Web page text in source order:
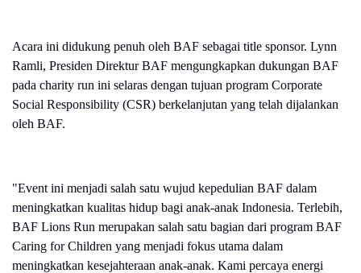
Acara ini didukung penuh oleh BAF sebagai title sponsor. Lynn
Ramli, Presiden Direktur BAF mengungkapkan dukungan BAF
pada charity run ini selaras dengan tujuan program Corporate
Social Responsibility (CSR) berkelanjutan yang telah dijalankan
oleh BAF.
"Event ini menjadi salah satu wujud kepedulian BAF dalam
meningkatkan kualitas hidup bagi anak-anak Indonesia. Terlebih,
BAF Lions Run merupakan salah satu bagian dari program BAF
Caring for Children yang menjadi fokus utama dalam
meningkatkan kesejahteraan anak-anak. Kami percaya energi